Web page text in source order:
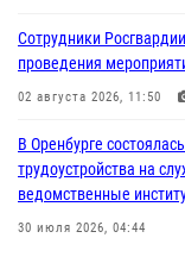
Сотрудники
проведения
02 августа 2026, 11:50
В Оренбурге
трудоустройства на
ведомственные
30 июля 2026, 04:44